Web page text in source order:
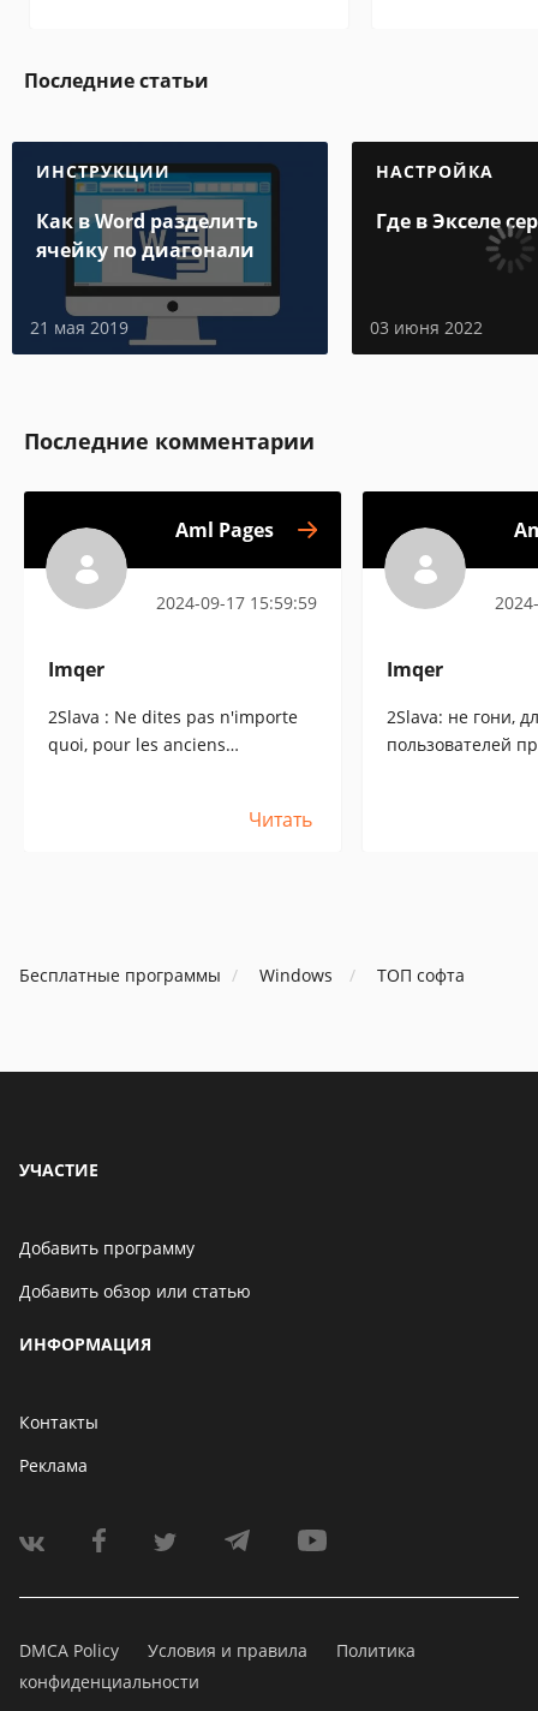
Последние статьи
ИНСТРУКЦИИ
Как в Word разделить
ячейку по диагонали
21 мая 2019
НАСТРОЙКА
Где в Экселе
03 июня 2022
Последние комментарии
Aml Pages
2024-09-17 15:59:59
Imqer
2Slava : Ne dites pas n'importe
quoi, pour les anciens
de licence, la licence est toujours
Читать
Imqer
2Slava: не гони,
пользователей
Бесплатные программы Windows ТОП софта
УЧАСТИЕ
Добавить программу
Добавить обзор или статью
ИНФОРМАЦИЯ
Контакты
Реклама
DMCA Policy Условия и правила
Политика
конфиденциальности